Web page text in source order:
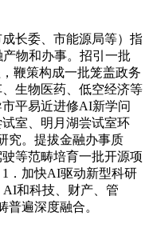
长委、市能源局等）指
物和办事。招引一批
鞭策构成一批笼盖政务
生物医药、低空经济等
平易近进修AI新学问
室、明月湖尝试室环
究。提拔金融办事质
等范畴培育一批开源项
．加快AI驱动新型科研
和科技、财产、管
普遍深度融合。